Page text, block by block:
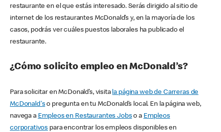
restaurante en el que estás interesado. Serás dirigido al sitio de
internet de los restaurantes McDonald’s y, en la mayoría de los
casos, podrás ver cuáles puestos laborales ha publicado el
restaurante.
¿Cómo solicito empleo en McDonald’s?
Para solicitar en McDonald’s, visita la página web de Carreras de
McDonald'so pregunta en tu McDonald’s local. En la página web,
navega a Empleos en Restaurantes Jobso a Empleos
corporativos para encontrar los empleos disponibles en